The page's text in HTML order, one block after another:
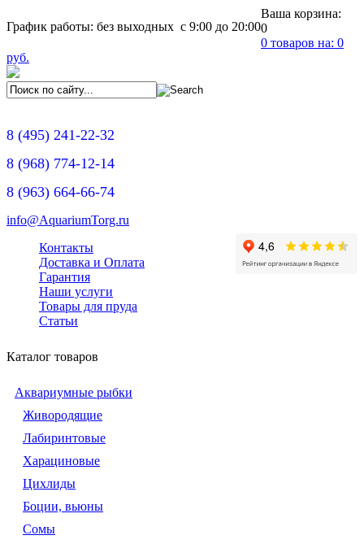
График работы: без выходных с 9:00 до 20:00
Ваша корзина:
0
0 товаров на: 0
руб.
8 (495) 241-22-32
8 (968) 774-12-14
8 (963) 664-66-74
info@AquariumTorg.ru
Контакты
Доставка и Оплата
Гарантия
Наши услуги
Товары для пруда
Статьи
Каталог товаров
Аквариумные рыбки
Живородящие
Лабиринтовые
Харациновые
Цихлиды
Боции, вьюны
Сомы